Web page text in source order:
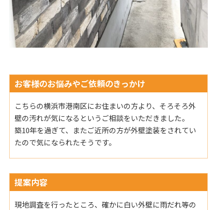
お客様のお悩みやご依頼のきっかけ
こちらの横浜市港南区にお住まいの方より、そろそろ外
壁の汚れが気になるというご相談をいただきました。
築10年を過ぎて、またご近所の方が外壁塗装をされてい
たので気になられたそうです。
提案内容
現地調査を行ったところ、確かに白い外壁に雨だれ等の